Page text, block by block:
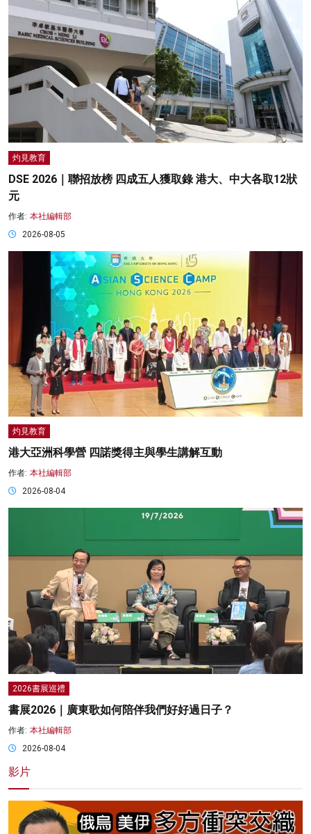
灼見教育
DSE 2026｜聯招放榜 四成五人獲取錄 港大、中大各取12狀
元
作者: 本社編輯部
2026-08-05
灼見教育
港大亞洲科學營 四諾獎得主與學生講解互動
作者: 本社編輯部
2026-08-04
2026書展巡禮
書展2026｜廣東歌如何陪伴我們好好過日子？
作者: 本社編輯部
2026-08-04
影片